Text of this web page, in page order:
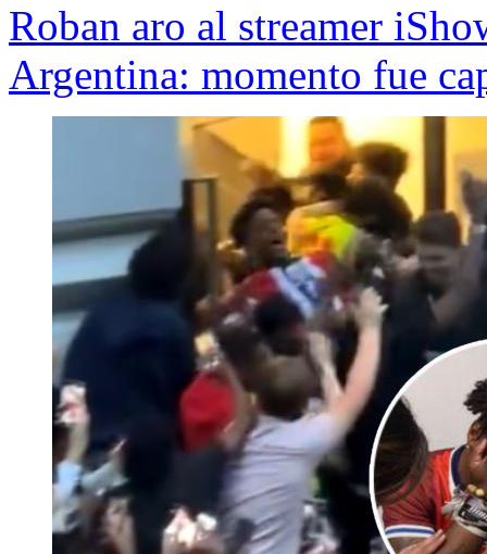
Roban aro al streamer
Argentina: momento fue